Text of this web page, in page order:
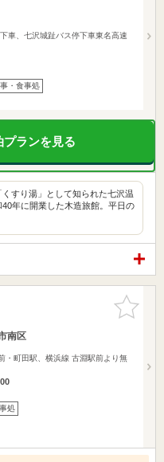
車、七沢城趾バス停下車東名高速
・食事処
ランを見る
すり湯」として知られた七沢温
年に開業した木造旅館。平日の
お気に入
りに追加
南区
・町田駅、横浜線 古淵駅前より無
処